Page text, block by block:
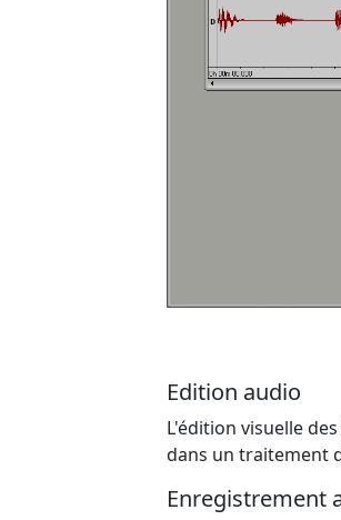
Edition audio
L'édition visuelle
dans un traitement
Enregistrement